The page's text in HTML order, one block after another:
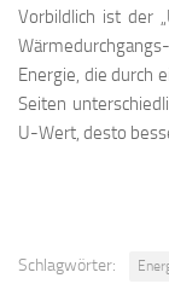
Vorbildlich ist der
Energie, die durch
Seiten
U-Wert, desto
Schlagwörter: